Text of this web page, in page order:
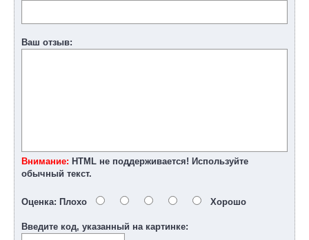
Ваш отзыв:
Внимание: HTML не поддерживается! Используйте
обычный текст.
Оценка: Плохо Хорошо
Введите код, указанный на картинке: